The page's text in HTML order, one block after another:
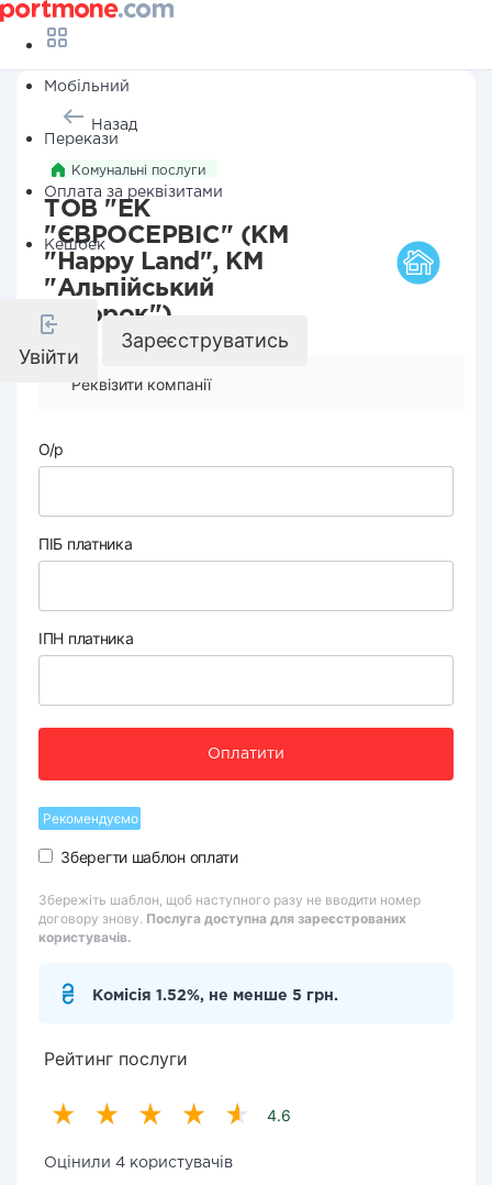
Мобільний
Перекази
Оплата за реквізитами
Кешбек
Увійти
Зареєструватись
Назад
Комунальні послуги
ТОВ "ЕК
"ЄВРОСЕРВІС" (КМ
"Happy Land", КМ
"Альпійський
Хуторок")
Реквізити компанії
О/р
ПІБ платника
ІПН платника
Оплатити
Рекомендуємо
Зберегти шаблон оплати
Збережіть шаблон, щоб наступного разу не вводити номер
договору знову. Послуга доступна для зареєстрованих
користувачів.
Комісія 1.52%, не менше 5 грн.
Рейтинг послуги
4.6
Оцінили 4 користувачів